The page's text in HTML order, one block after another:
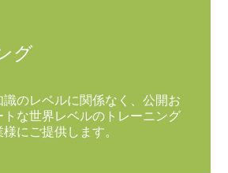
グ
識のレベルに関係なく、公開お
トな世界レベルのトレーニング
にご提供します。